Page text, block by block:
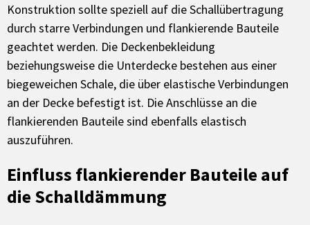
Konstruktion sollte speziell auf die Schallübertragung
durch starre Verbindungen und flankierende Bauteile
geachtet werden. Die Deckenbekleidung
beziehungsweise die Unterdecke bestehen aus einer
biegeweichen Schale, die über elastische Verbindungen
an der Decke befestigt ist. Die Anschlüsse an die
flankierenden Bauteile sind ebenfalls elastisch
auszuführen.
Einfluss flankierender Bauteile auf
die Schalldämmung